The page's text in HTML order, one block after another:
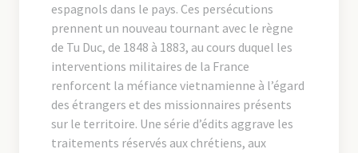
espagnols dans le pays. Ces persécutions
prennent un nouveau tournant avec le règne
de Tu Duc, de 1848 à 1883, au cours duquel les
interventions militaires de la France
renforcent la méfiance vietnamienne à l’égard
des étrangers et des missionnaires présents
sur le territoire. Une série d’édits aggrave les
traitements réservés aux chrétiens, aux